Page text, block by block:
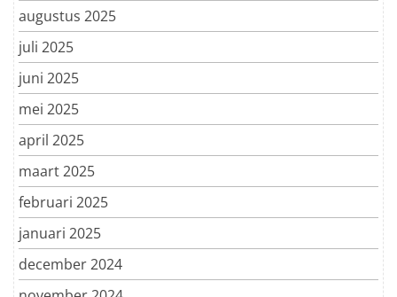
augustus 2025
juli 2025
juni 2025
mei 2025
april 2025
maart 2025
februari 2025
januari 2025
december 2024